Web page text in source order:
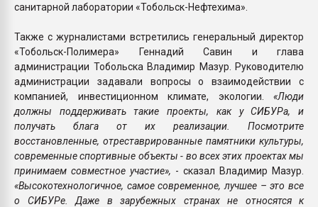
санитарной лаборатории «Тобольск-Нефтехима».
Также с журналистами встретились генеральный директор
«Тобольск-Полимера» Геннадий Савин и глава
администрации Тобольска Владимир Мазур. Руководителю
администрации задавали вопросы о взаимодействии с
компанией, инвестиционном климате, экологии. «Люди
должны поддерживать такие проекты, как у СИБУРа, и
получать блага от их реализации. Посмотрите
восстановленные, отреставрированные памятники культуры,
современные спортивные объекты - во всех этих проектах мы
принимаем совместное участие», - сказал Владимир Мазур.
«Высокотехнологичное, самое современное, лучшее – это все
о СИБУРе. Даже в зарубежных странах не относятся к